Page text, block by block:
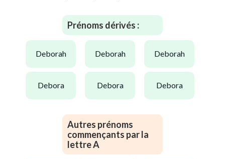
Prénoms dérivés :
deborah deborah deborah
debora debora debora
Autres prénoms
commençants par la
lettre A